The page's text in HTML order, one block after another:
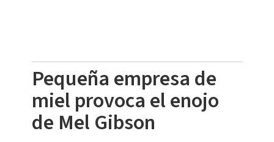
Pequeña empresa de
miel provoca el enojo
de Mel Gibson